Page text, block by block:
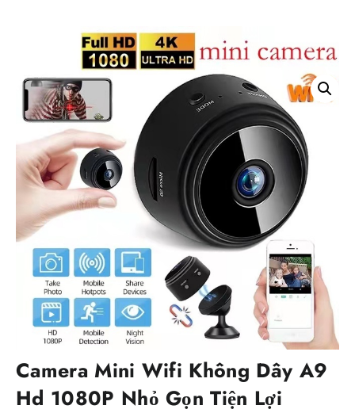
Camera Mini Wifi Không Dây A9
Hd 1080P Nhỏ Gọn Tiện Lợi